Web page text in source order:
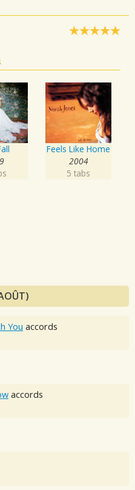
Feels Like Home
2004
5 tabs
You accords
accords